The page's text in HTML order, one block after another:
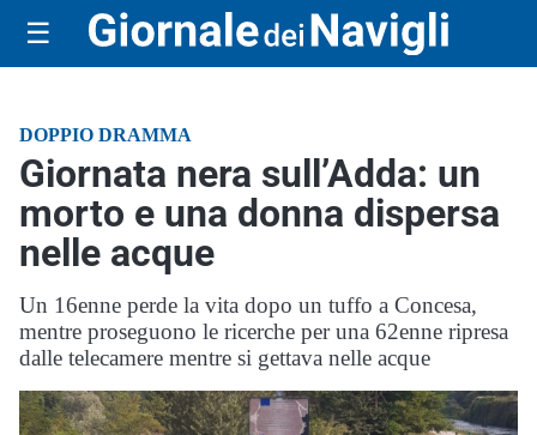
☰
DOPPIO DRAMMA
Giornata nera sull’Adda: un
morto e una donna dispersa
nelle acque
Un 16enne perde la vita dopo un tuffo a Concesa,
mentre proseguono le ricerche per una 62enne ripresa
dalle telecamere mentre si gettava nelle acque